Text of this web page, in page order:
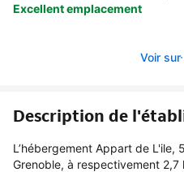
Excellent emplacement
Voir
Description de
L’hébergement Appart de L'ile,
Grenoble, à respectivement